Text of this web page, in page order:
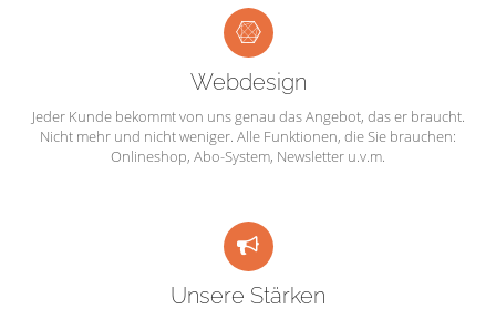
Webdesign
Jeder Kunde bekommt von uns genau das Angebot, das er braucht.
Nicht mehr und nicht weniger. Alle Funktionen, die Sie brauchen:
Onlineshop, Abo-System, Newsletter u.v.m.
Unsere Stärken